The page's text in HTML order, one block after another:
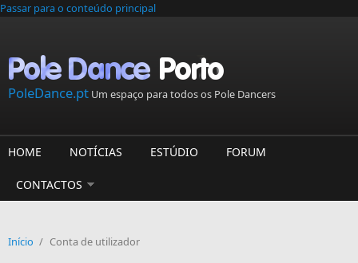
Passar para o conteúdo principal
PoleDance.pt Um espaço para todos os Pole Dancers
HOME NOTÍCIAS ESTÚDIO FORUM
CONTACTOS
Início / Conta de utilizador